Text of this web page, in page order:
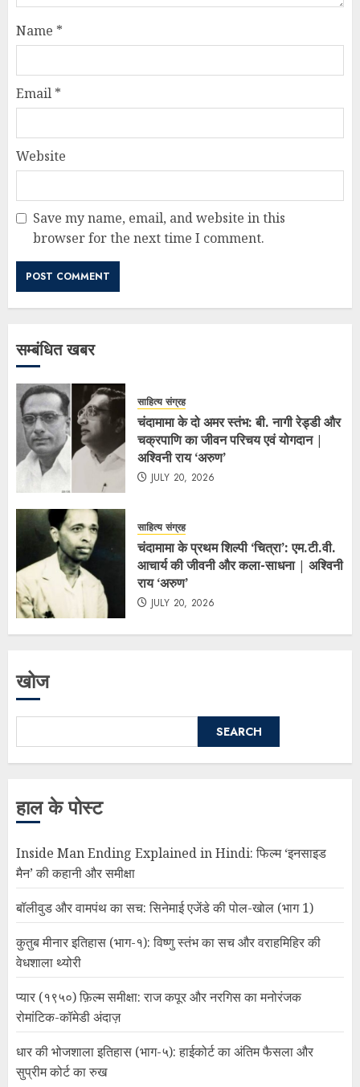
Name *
Email *
Website
Save my name, email, and website in this
browser for the next time I comment.
सम्बंधित खबर
साहित्य संग्रह
चंदामामा के दो अमर स्तंभ: बी. नागी रेड्डी और
चक्रपाणि का जीवन परिचय एवं योगदान |
अश्विनी राय ‘अरुण’
JULY 20, 2026
साहित्य संग्रह
चंदामामा के प्रथम शिल्पी ‘चित्रा’: एम.टी.वी.
आचार्य की जीवनी और कला-साधना | अश्विनी
राय ‘अरुण’
JULY 20, 2026
खोज
SEARCH
हाल के पोस्ट
Inside Man Ending Explained in Hindi: फिल्म ‘इनसाइड
मैन’ की कहानी और समीक्षा
बॉलीवुड और वामपंथ का सच: सिनेमाई एजेंडे की पोल-खोल (भाग 1)
कुतुब मीनार इतिहास (भाग-१): विष्णु स्तंभ का सच और वराहमिहिर की
वेधशाला थ्योरी
प्यार (१९५०) फ़िल्म समीक्षा: राज कपूर और नरगिस का मनोरंजक
रोमांटिक-कॉमेडी अंदाज़
धार की भोजशाला इतिहास (भाग-५): हाईकोर्ट का अंतिम फैसला और
सुप्रीम कोर्ट का रुख